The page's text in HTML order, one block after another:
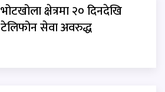
भोटखोला क्षेत्रमा २० दिनदेखि
टेलिफोन सेवा अवरुद्ध